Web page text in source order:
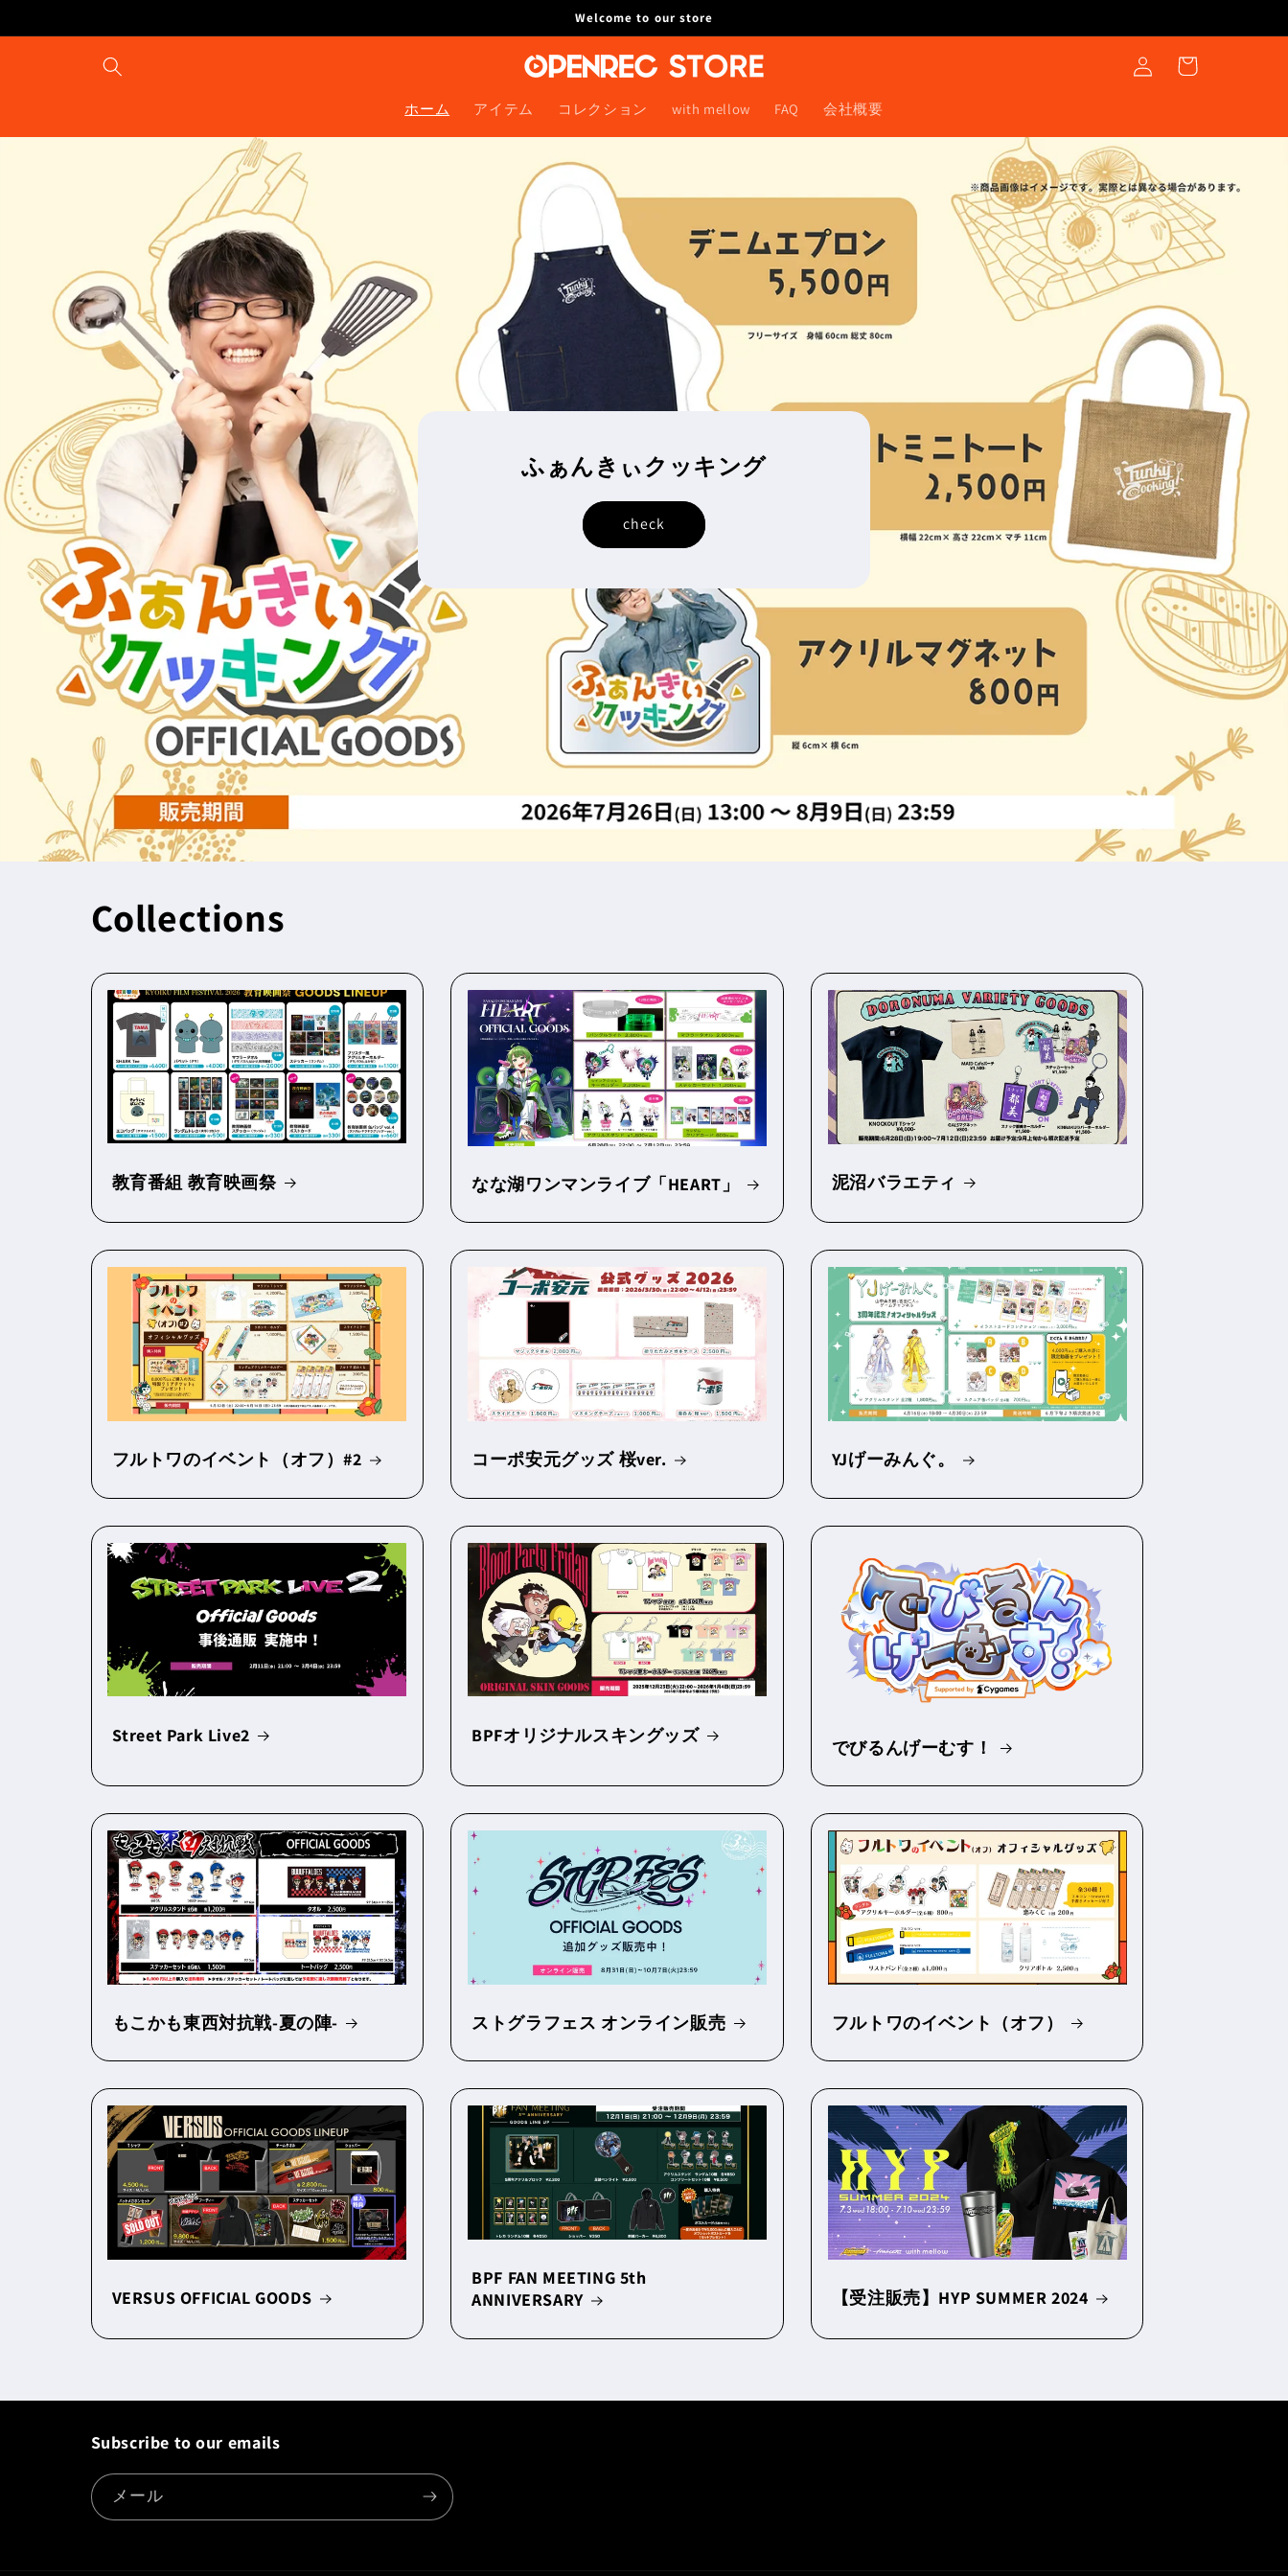
進む
Welcome to our store
ホーム アイテム コレクション with mellow FAQ 会社概要
グ
イ
カ
ー
ふぁんきぃクッキング
check
Collections
教育番組 教育映画祭 なな湖ワンマンライブ「HEART」 泥沼バラエティ
フルトワのイベント（オフ）#2 コーポ安元グッズ 桜ver. YJげーみんぐ。
Street Park Live2 BPFオリジナルスキングッズ
でびるんげーむす！
もこかも東西対抗戦-夏の陣- ストグラフェス オンライン販売 フルトワのイベント（オフ）
VERSUS OFFICIAL GOODS
BPF FAN MEETING 5th
ANNIVERSARY
【受注販売】HYP SUMMER 2024
Subscribe to our emails
メール